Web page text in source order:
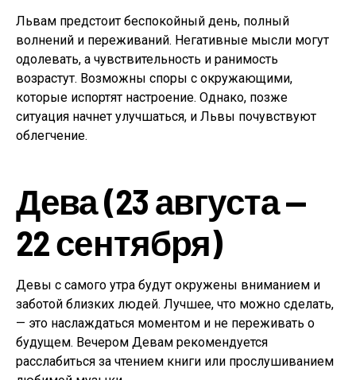
Львам предстоит беспокойный день, полный
волнений и переживаний. Негативные мысли могут
одолевать, а чувствительность и ранимость
возрастут. Возможны споры с окружающими,
которые испортят настроение. Однако, позже
ситуация начнет улучшаться, и Львы почувствуют
облегчение.
Дева (23 августа —
22 сентября)
Девы с самого утра будут окружены вниманием и
заботой близких людей. Лучшее, что можно сделать,
— это наслаждаться моментом и не переживать о
будущем. Вечером Девам рекомендуется
расслабиться за чтением книги или прослушиванием